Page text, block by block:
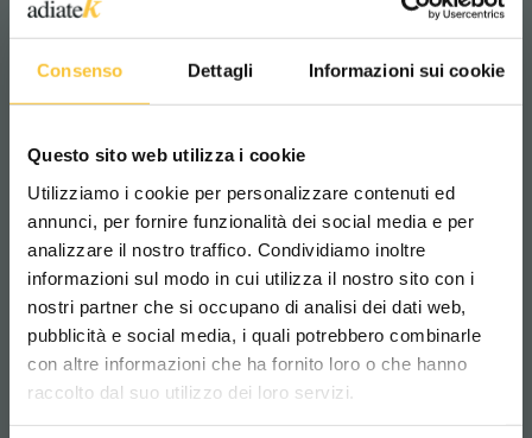
Consenso Dettagli Informazioni sui cookie
Questo sito web utilizza i cookie
Utilizziamo i cookie per personalizzare contenuti ed
annunci, per fornire funzionalità dei social media e per
analizzare il nostro traffico. Condividiamo inoltre
informazioni sul modo in cui utilizza il nostro sito con i
nostri partner che si occupano di analisi dei dati web,
pubblicità e social media, i quali potrebbero combinarle
con altre informazioni che ha fornito loro o che hanno
raccolto dal suo utilizzo dei loro servizi.
Bedrijf
Onderwerp *
Scegli il paese in cui ti trovi e la tua
lingua per una migliore esperienza di
navigazione